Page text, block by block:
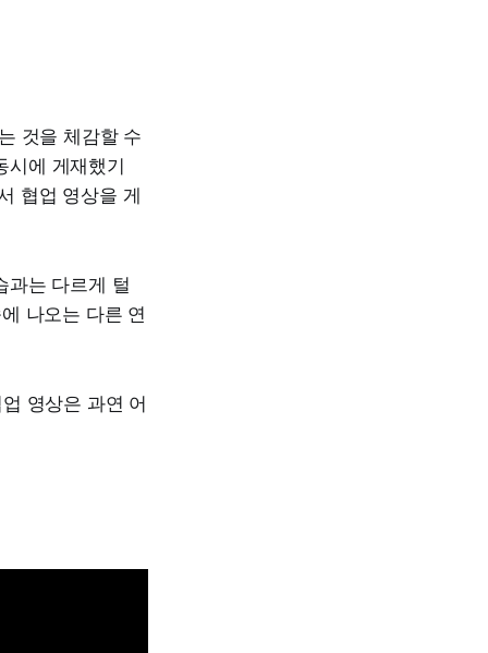
것을 체감할 수
시에 게재했기
협업 영상을 게
과는 다르게 털
나오는 다른 연
영상은 과연 어